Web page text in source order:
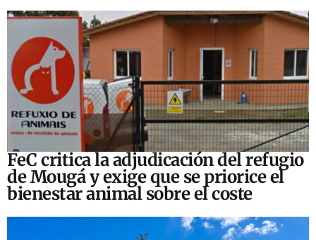
FeC critica la adjudicación del refugio
de Mougá y exige que se priorice el
bienestar animal sobre el coste